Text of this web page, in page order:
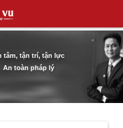
tâm, tận trí, tận lực
An toàn pháp lý